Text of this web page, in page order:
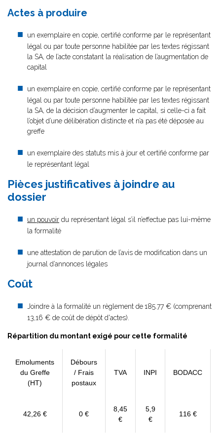
Actes à produire
un exemplaire en copie, certifié conforme par le représentant
légal ou par toute personne habilitée par les textes régissant
la SA, de l’acte constatant la réalisation de l’augmentation de
capital
un exemplaire en copie, certifié conforme par le représentant
légal ou par toute personne habilitée par les textes régissant
la SA, de la décision d’augmenter le capital, si celle-ci a fait
l’objet d’une délibération distincte et n’a pas été déposée au
greffe
un exemplaire des statuts mis à jour et certifié conforme par
le représentant légal
Pièces justificatives à joindre au
dossier
un pouvoir du représentant légal s’il n’effectue pas lui-même
la formalité
une attestation de parution de l’avis de modification dans un
journal d’annonces légales
Coût
Joindre à la formalité un règlement de185.77 € (comprenant
13,16 € de coût de dépôt d'actes).
Répartition du montant exigé pour cette formalité
Emoluments
du Greffe
(HT)
Débours
/ Frais
postaux
TVA INPI BODACC
42,26 € 0 €
8,45
€
5,9
€
116 €